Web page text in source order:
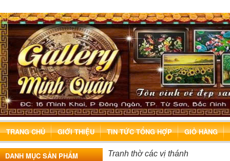
TRANG CHỦ GIỚI THIỆU TIN TỨC TỔNG HỢP GIỎ HÀNG
Tranh thờ các vị thánh
DANH MỤC SẢN PHẨM